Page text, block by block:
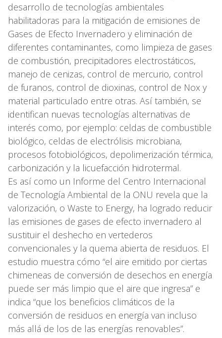
desarrollo de tecnologías ambientales
habilitadoras para la mitigación de emisiones de
Gases de Efecto Invernadero y eliminación de
diferentes contaminantes, como limpieza de gases
de combustión, precipitadores electrostáticos,
manejo de cenizas, control de mercurio, control
de furanos, control de dioxinas, control de Nox y
material particulado entre otras. Así también, se
identifican nuevas tecnologías alternativas de
interés como, por ejemplo: celdas de combustible
biológico, celdas de electrólisis microbiana,
procesos fotobiológicos, depolimerización térmica,
carbonización y la licuefacción hidrotermal.
Es así como un Informe del Centro Internacional
de Tecnología Ambiental de la ONU revela que la
valorización, o Waste to Energy, ha logrado reducir
las emisiones de gases de efecto invernadero al
sustituir el deshecho en vertederos
convencionales y la quema abierta de residuos. El
estudio muestra cómo “el aire emitido por ciertas
chimeneas de conversión de desechos en energía
puede ser más limpio que el aire que ingresa” e
indica “que los beneficios climáticos de la
conversión de residuos en energía van incluso
más allá de los de las energías renovables”.